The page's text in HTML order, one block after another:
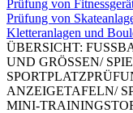
Prüfung von
Prüfung von
Kletteranlagen und
ÜBERSICHT:
UND GRÖSSEN/
ANZEIGETAFELN/
MINI-